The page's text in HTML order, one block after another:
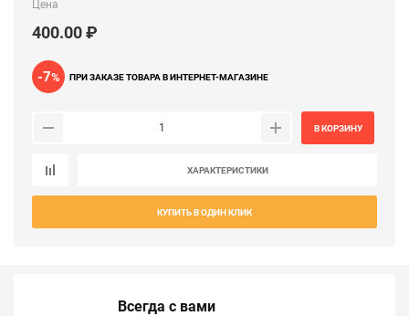
Цена
400.00 ₽
-7% ПРИ ЗАКАЗЕ ТОВАРА В ИНТЕРНЕТ-МАГАЗИНЕ
В КОРЗИНУ
ХАРАКТЕРИСТИКИ
КУПИТЬ В ОДИН КЛИК
Всегда с вами